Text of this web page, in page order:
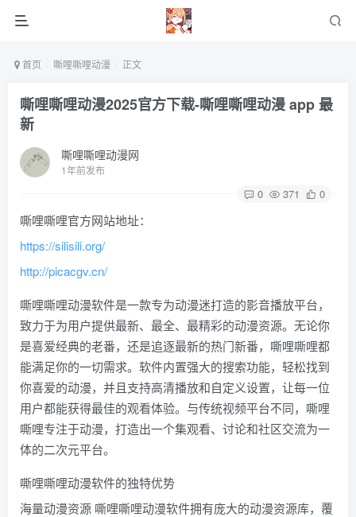
首页 嘶哩嘶哩动漫 正文
嘶哩嘶哩动漫2025官方下载-嘶哩嘶哩动漫 app 最
新
嘶哩嘶哩动漫网
1年前发布
0 371 0
嘶哩嘶哩官方网站地址：
https://silisili.org/
http://picacgv.cn/
嘶哩嘶哩动漫软件是一款专为动漫迷打造的影音播放平台，
致力于为用户提供最新、最全、最精彩的动漫资源。无论你
是喜爱经典的老番，还是追逐最新的热门新番，嘶哩嘶哩都
能满足你的一切需求。软件内置强大的搜索功能，轻松找到
你喜爱的动漫，并且支持高清播放和自定义设置，让每一位
用户都能获得最佳的观看体验。与传统视频平台不同，嘶哩
嘶哩专注于动漫，打造出一个集观看、讨论和社区交流为一
体的二次元平台。
嘶哩嘶哩动漫软件的独特优势
海量动漫资源 嘶哩嘶哩动漫软件拥有庞大的动漫资源库，覆